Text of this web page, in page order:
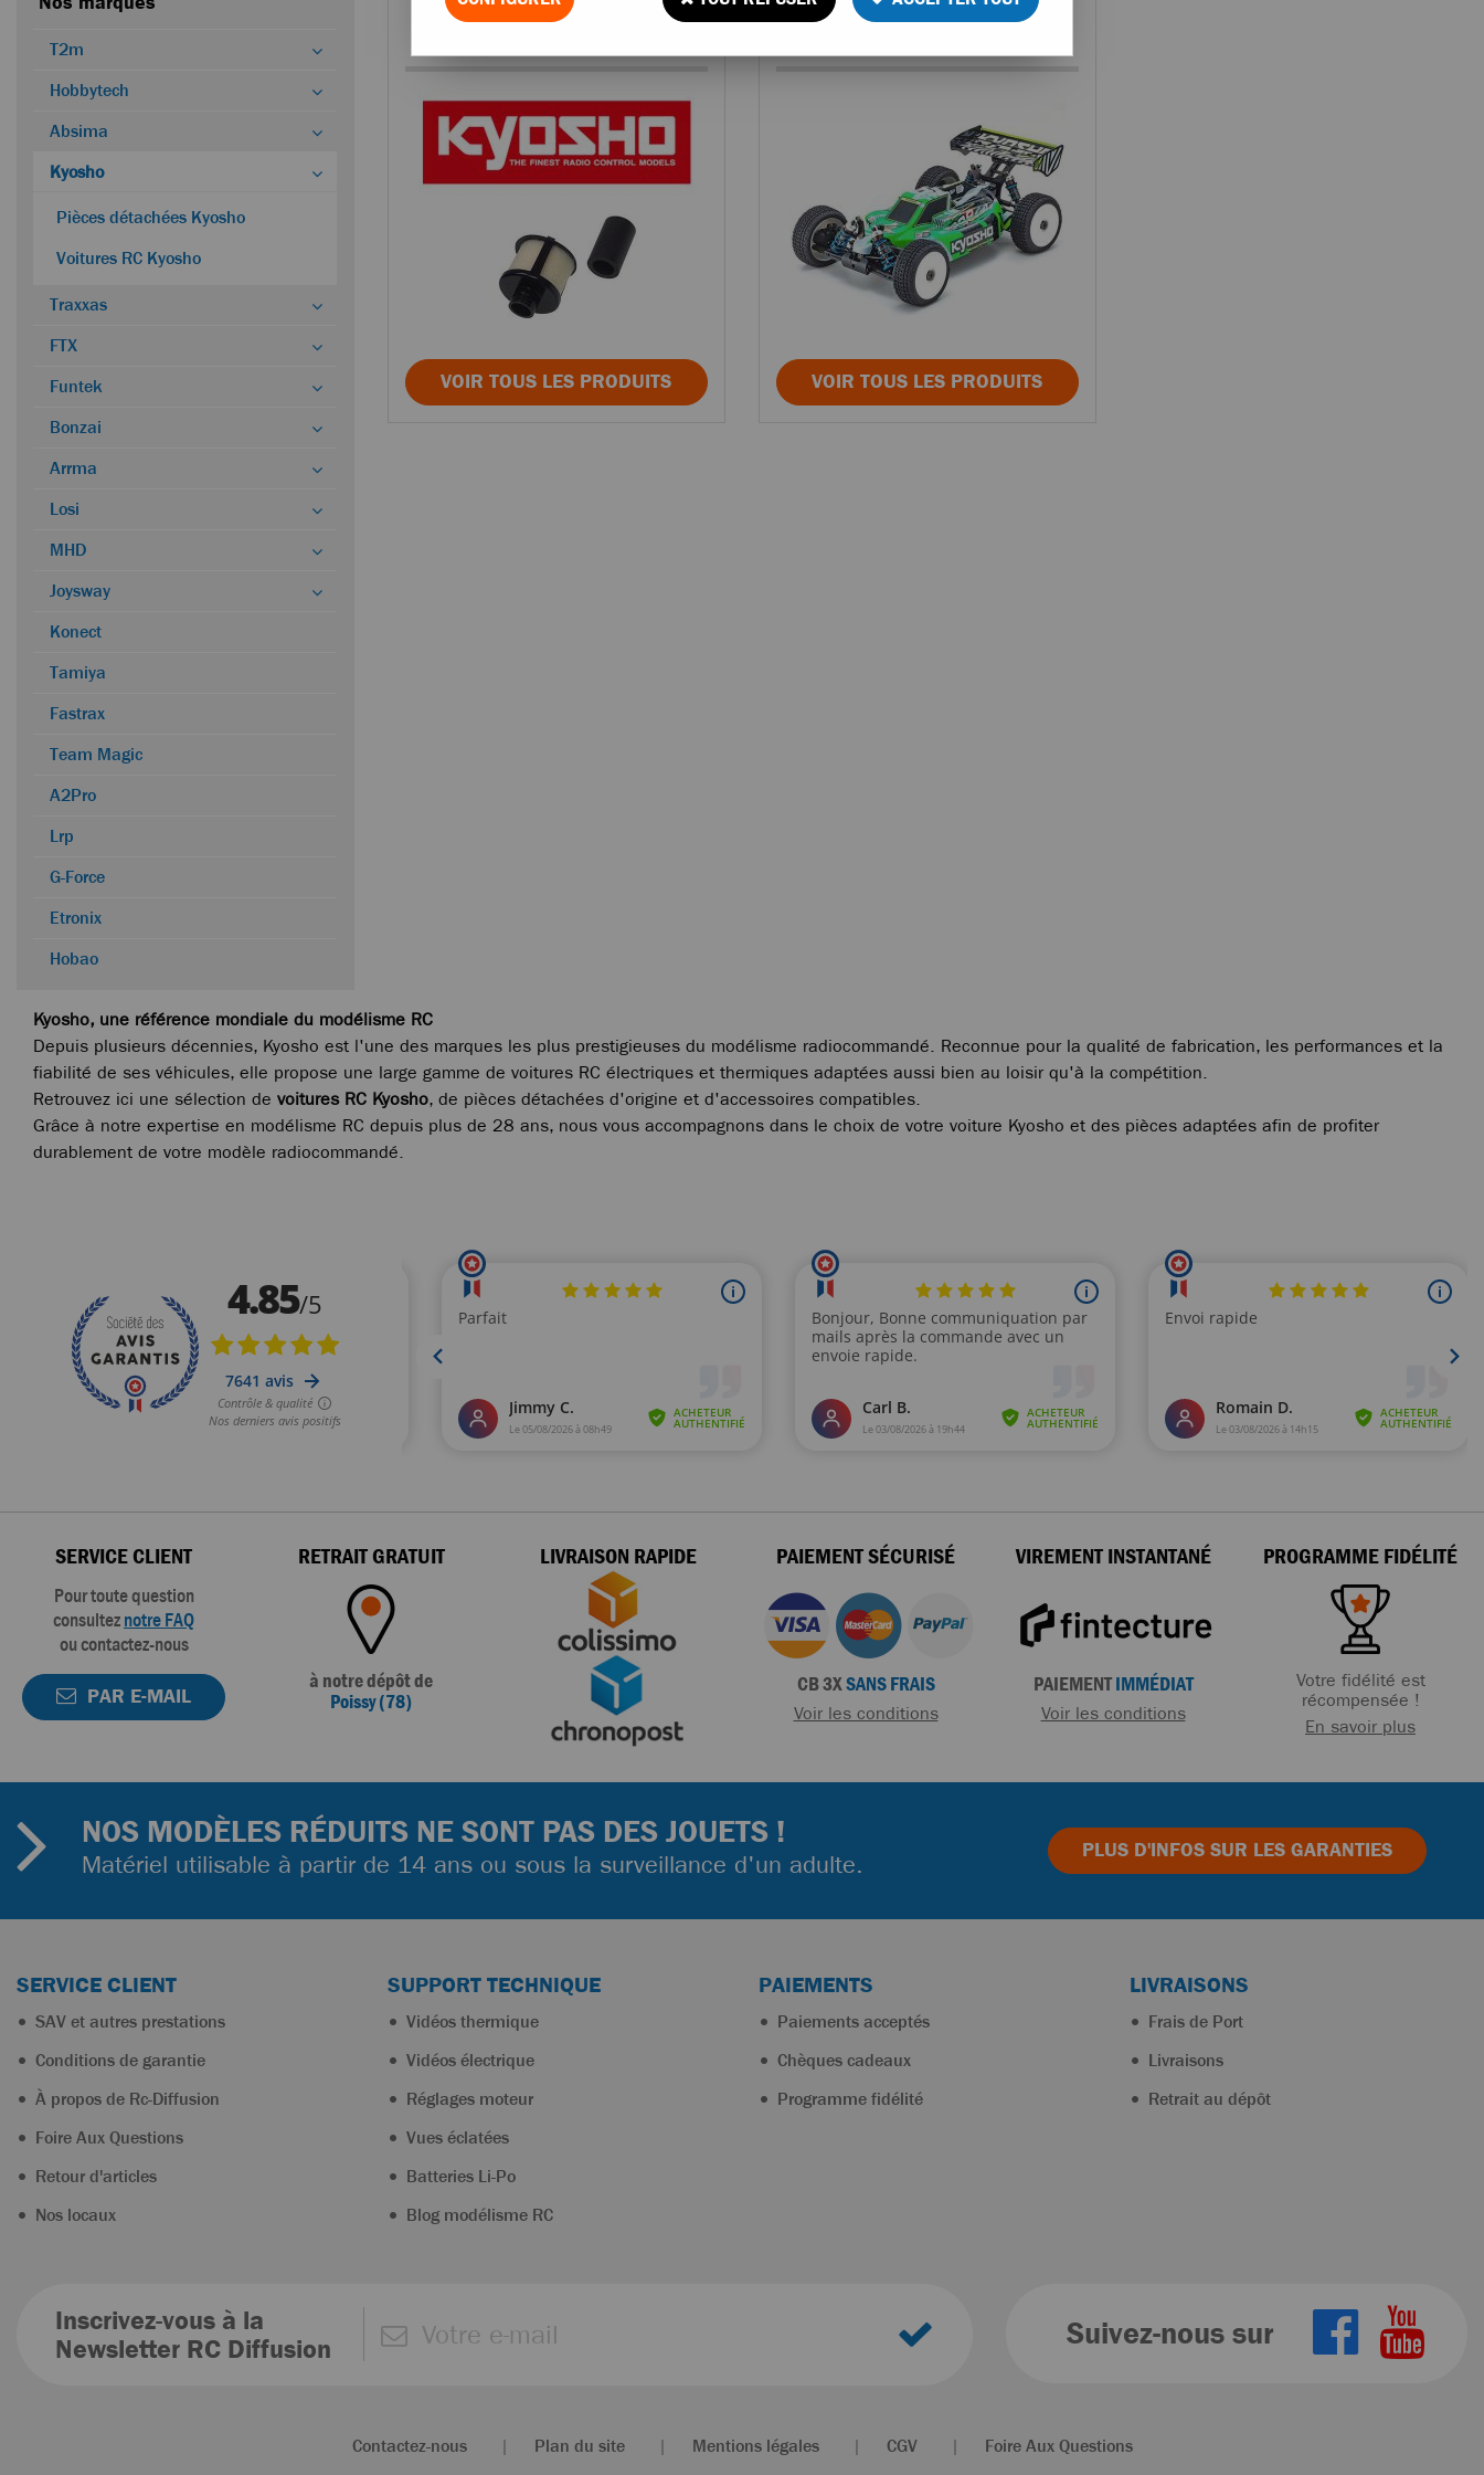
T2m
Hobbytech
Absima
Kyosho
Pièces détachées Kyosho
Voitures RC Kyosho
Traxxas
FTX
Funtek
Bonzai
Arrma
Losi
MHD
Joysway
Konect
Tamiya
Fastrax
Team Magic
A2Pro
Lrp
G-Force
Etronix
Hobao
Pièces détachées Kyosho
VOIR TOUS LES PRODUITS
Voitures RC Kyosho
VOIR TOUS LES PRODUITS
Kyosho, une référence mondiale du modélisme RC
Depuis plusieurs décennies, Kyosho est l'une des marques les plus prestigieuses du modélisme radiocommandé. Reconnue pour la qualité de fabrication, les performances et la
fiabilité de ses véhicules, elle propose une large gamme de voitures RC électriques et thermiques adaptées aussi bien au loisir qu'à la compétition.
Retrouvez ici une sélection de voitures RC Kyosho, de pièces détachées d'origine et d'accessoires compatibles.
Grâce à notre expertise en modélisme RC depuis plus de 28 ans, nous vous accompagnons dans le choix de votre voiture Kyosho et des pièces adaptées afin de profiter
durablement de votre modèle radiocommandé.
SERVICE CLIENT
Pour toute question
consulteznotre FAQ
ou contactez-nous
PAR E-MAIL
RETRAIT GRATUIT
à notre dépôt de
Poissy (78)
LIVRAISON RAPIDE PAIEMENT SÉCURISÉ
CB 3XSANS FRAIS
Voir les conditions
VIREMENT INSTANTANÉ
PAIEMENTIMMÉDIAT
Voir les conditions
PROGRAMME FIDÉLITÉ
Votre fidélité est
récompensée !
En savoir plus
NOS MODÈLES RÉDUITS NE SONT PAS DES JOUETS !
Matériel utilisable à partir de 14 ans ou sous la surveillance d'un adulte.
PLUS D'INFOSSUR LES GARANTIES
SERVICE CLIENT
SAV et autres prestations
Conditions de garantie
À propos de Rc-Diffusion
Foire Aux Questions
Retour d'articles
Nos locaux
SUPPORT TECHNIQUE
Vidéos thermique
Vidéos électrique
Réglages moteur
Vues éclatées
Batteries Li-Po
Blog modélisme RC
PAIEMENTS
Paiements acceptés
Chèques cadeaux
Programme fidélité
LIVRAISONS
Frais de Port
Livraisons
Retrait au dépôt
Inscrivez-vous à la
Newsletter RC Diffusion
Suivez-nous sur
Contactez-nous | Plan du site | Mentions légales | CGV | Foire Aux Questions